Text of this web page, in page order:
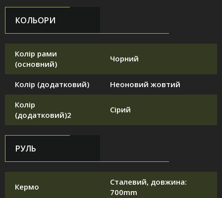
КОЛЬОРИ
Колір рами
(основний)
Чорний
Колір (додатковий) Неоновий жовтий
Колір
(додатковий)2
Сірий
РУЛЬ
Кермо
Сталевий, довжина:
700mm